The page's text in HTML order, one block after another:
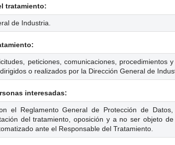
tratamiento:
de Industria.
peticiones, comunicaciones,
o realizados por la Dirección General de
interesadas:
el Reglamento General de Protección de
del tratamiento, oposición y a no ser objeto
ante el Responsable del Tratamiento.